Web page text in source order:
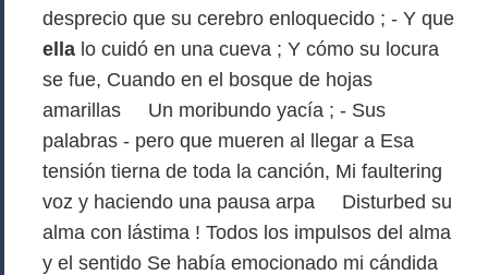
desprecio que su cerebro enloquecido ; - Y que
ella lo cuidó en una cueva ; Y cómo su locura
se fue, Cuando en el bosque de hojas
amarillas Un moribundo yacía ; - Sus
palabras - pero que mueren al llegar a Esa
tensión tierna de toda la canción, Mi faultering
voz y haciendo una pausa arpa Disturbed su
alma con lástima ! Todos los impulsos del alma
y el sentido Se había emocionado mi cándida